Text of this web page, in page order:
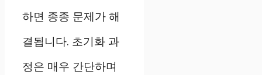
하면 종종 문제가 해
결됩니다. 초기화 과
정은 매우 간단하며